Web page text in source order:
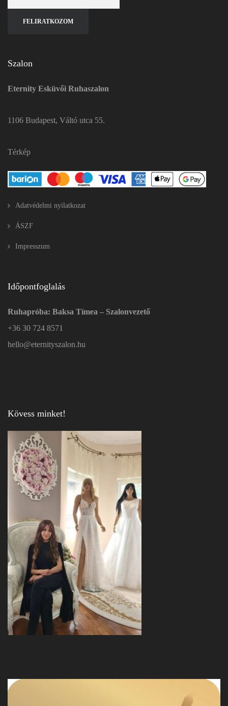
Szalon
Eternity Esküvői Ruhaszalon
1106 Budapest, Váltó utca 55.
Térkép
Adatvédelmi nyilatkozat
ÁSZF
Impresszum
Időpontfoglalás
Ruhapróba: Baksa Tímea – Szalonvezető
+36 30 724 8571
hello@eternityszalon.hu
Kövess minket!